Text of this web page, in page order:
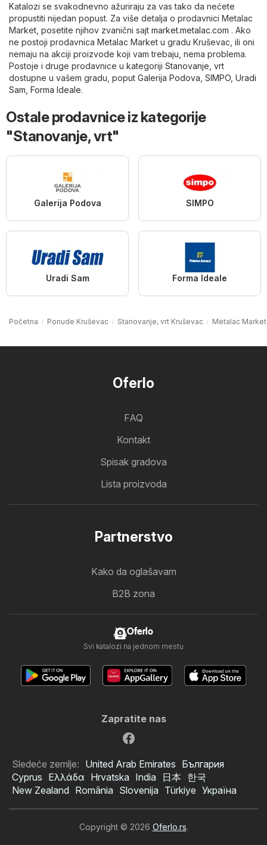
Katalozi se svakodnevno ažuriraju za vas tako da nećete
propustiti nijedan popust. Za više detalja o prodavnici Metalac
Market, posetite njihov zvanični sajt market.metalac.com . Ako
ne postoji prodavnica Metalac Market u gradu Kruševac, ili oni
nemaju na akciji proizvode koji vam trebaju, nema problema.
Postoje i druge prodavnice u kategoriji Stanovanje, vrt
dostupne u vašem gradu, poput Galerija Podova SIMPO Uradi
Sam Forma Ideale.
Ostale prodavnice iz kategorije
"Stanovanje, vrt"
Galerija Podova SIMPO
Uradi Sam Forma Ideale
Početna Ponude Kruševac Stanovanje, vrt Kruševac Metalac
Oferlo
FAQ
Kontakt
Spisak gradova
Lista proizvoda
Partnerstvo
Kako da oglašavam
B2B zona
Oferlo
Svi katalozi na jednom mestu
Zapratite nas
Sledeće zemlje: United Arab Emirates България
Cyprus Ελλάδα Hrvatska India 日本 한국
New Zealand România Slovenija Türkiye Україна
Copyright © 2026 Oferlo.rs.